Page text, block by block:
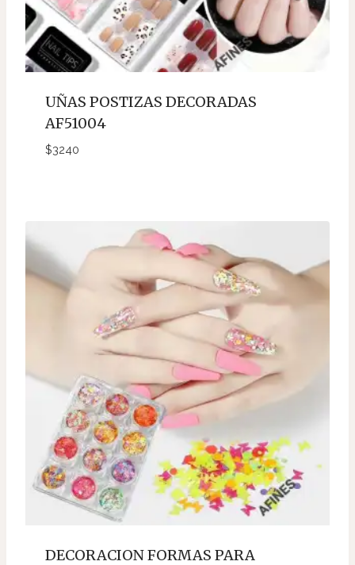
UÑAS POSTIZAS DECORADAS
AF51004
$3240
DECORACION FORMAS PARA